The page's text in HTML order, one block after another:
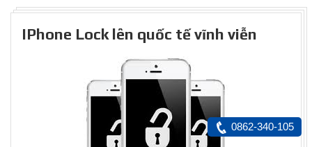
IPhone Lock lên quốc tế vĩnh viễn
0862-340-105